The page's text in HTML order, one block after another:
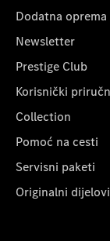
Dodatna oprema
Newsletter
Prestige Club
Korisnički
Collection
Pomoć na cesti
Servisni paketi
Originalni dijelovi